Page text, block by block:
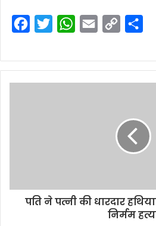
c
i
W
a
a
p
n
k
a
पति ने पत्नी की धारदार
निर्मम